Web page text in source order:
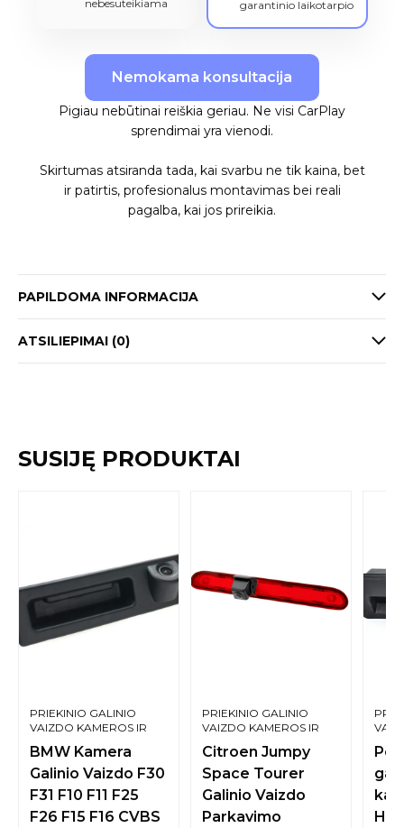
nebesuteikiama
garantinio laikotarpio
Nemokama konsultacija
Pigiau nebūtinai reiškia geriau. Ne visi CarPlay
sprendimai yra vienodi.
Skirtumas atsiranda tada, kai svarbu ne tik kaina, bet
ir patirtis, profesionalus montavimas bei reali
pagalba, kai jos prireikia.
PAPILDOMA INFORMACIJA
ATSILIEPIMAI (0)
SUSIJĘ PRODUKTAI
PRIEKINIO GALINIO
VAIZDO KAMEROS IR
BMW Kamera
Galinio Vaizdo F30
F31 F10 F11 F25
F26 F15 F16 CVBS
PRIEKINIO GALINIO
VAIZDO KAMEROS IR
Citroen Jumpy
Space Tourer
Galinio Vaizdo
Parkavimo
HD